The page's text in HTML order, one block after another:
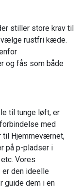
stiller store krav til
vælge rustfri kæde.
og fås som både
til tunge løft, er
med
til Hjemmeværnet,
på p-pladser i
Vores
den ideelle
guide dem i en